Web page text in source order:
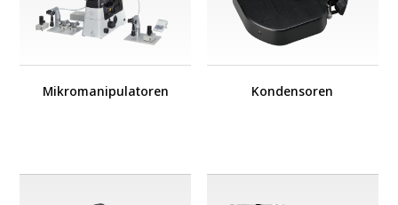
Mikromanipulatoren Kondensoren